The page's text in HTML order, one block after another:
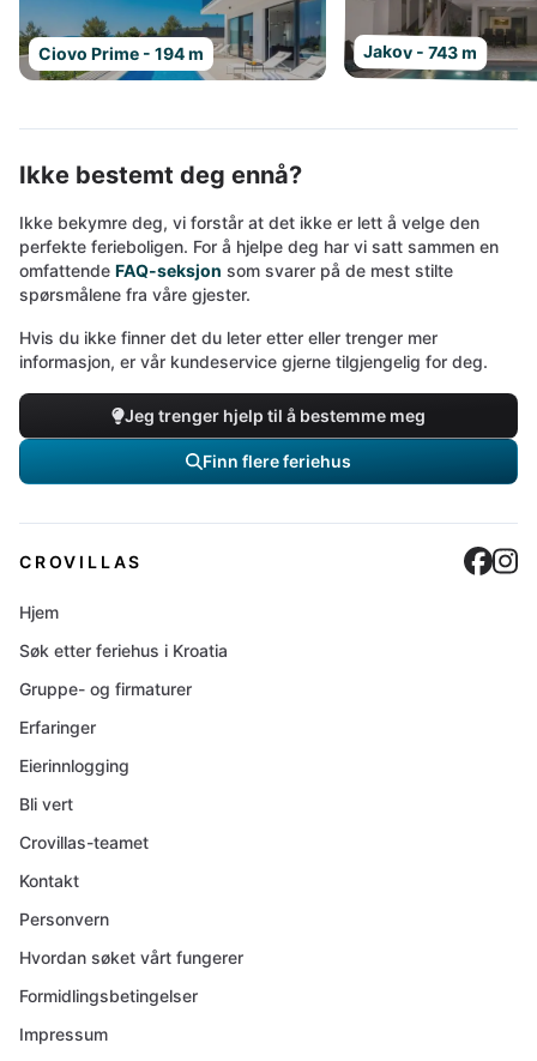
Ciovo Prime - 194 m Jakov - 743 m
Ikke bestemt deg ennå?
Ikke bekymre deg, vi forstår at det ikke er lett å velge den
perfekte ferieboligen. For å hjelpe deg har vi satt sammen en
omfattende FAQ-seksjon som svarer på de mest stilte
spørsmålene fra våre gjester.
Hvis du ikke finner det du leter etter eller trenger mer
informasjon, er vår kundeservice gjerne tilgjengelig for deg.
Jeg trenger hjelp til å bestemme meg
Finn flere feriehus
CROVILLAS
Hjem
Søk etter feriehus i Kroatia
Gruppe- og firmaturer
Erfaringer
Eierinnlogging
Bli vert
Crovillas-teamet
Kontakt
Personvern
Hvordan søket vårt fungerer
Formidlingsbetingelser
Impressum